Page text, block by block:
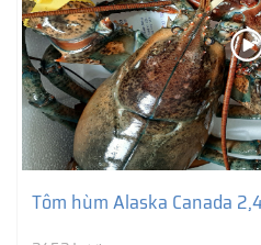
Tôm hùm Alaska Canada